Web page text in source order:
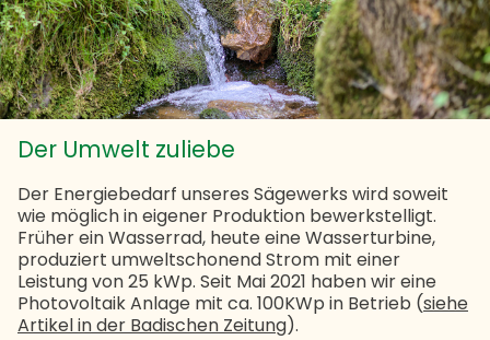
Der Umwelt zuliebe
Der Energiebedarf unseres Sägewerks wird soweit
wie möglich in eigener Produktion bewerkstelligt.
Früher ein Wasserrad, heute eine Wasserturbine,
produziert umweltschonend Strom mit einer
Leistung von 25 kWp. Seit Mai 2021 haben wir eine
Photovoltaik Anlage mit ca. 100KWp in Betrieb (siehe
Artikel in der Badischen Zeitung).